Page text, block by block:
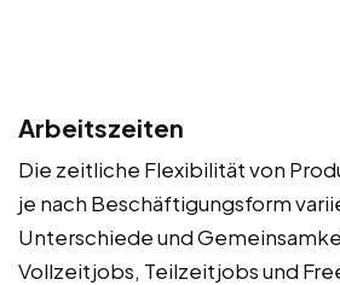
Arbeitszeiten
Die zeitliche Flexibilität von
je nach Beschäftigungsform
Unterschiede und
Vollzeitjobs, Teilzeitjobs und